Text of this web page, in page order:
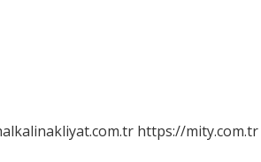
https://mity.com.tr